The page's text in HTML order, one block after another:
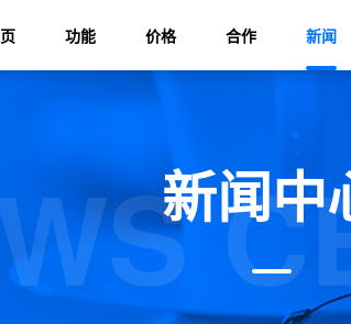
功能 价格 合作 新闻
新闻中